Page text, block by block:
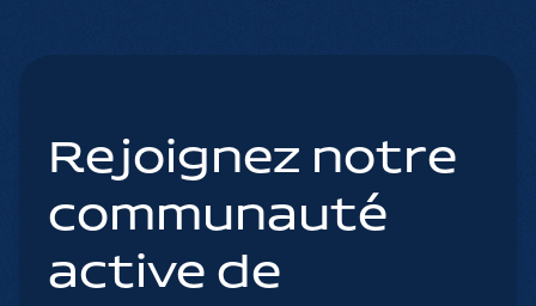
Rejoignez notre
communauté
active de